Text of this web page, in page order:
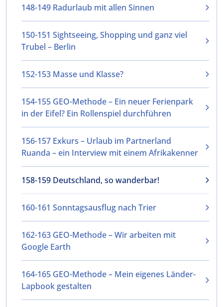
148-149 Radurlaub mit allen Sinnen
150-151 Sightseeing, Shopping und ganz viel
Trubel – Berlin
152-153 Masse und Klasse?
154-155 GEO-Methode – Ein neuer Ferienpark
in der Eifel? Ein Rollenspiel durchführen
156-157 Exkurs – Urlaub im Partnerland
Ruanda – ein Interview mit einem Afrikakenner
158-159 Deutschland, so wanderbar!
160-161 Sonntagsausflug nach Trier
162-163 GEO-Methode – Wir arbeiten mit
Google Earth
164-165 GEO-Methode – Mein eigenes Länder-
Lapbook gestalten